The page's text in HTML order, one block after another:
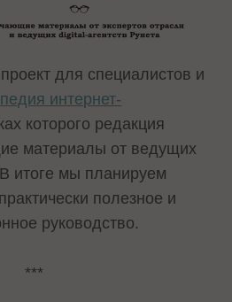
для специалистов и
интернет-
которого редакция
материалы от ведущих
итоге мы планируем
полезное и
руководство.
***